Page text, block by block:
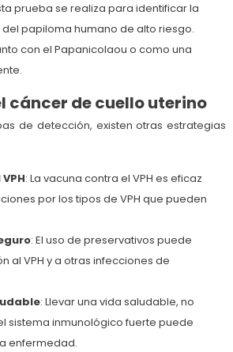
prueba se realiza para identificar la
papiloma humano de alto riesgo.
con el Papanicolaou o como una
cáncer de cuello uterino
de detección, existen otras estrategias
: La vacuna contra el VPH es eficaz
por los tipos de VPH que pueden
: El uso de preservativos puede
al VPH y a otras infecciones de
: Llevar una vida saludable, no
sistema inmunológico fuerte puede
enfermedad.